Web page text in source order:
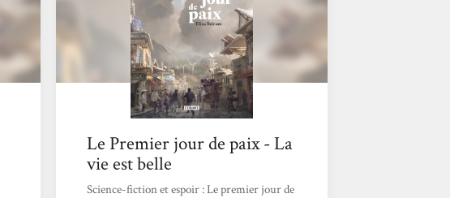
avec Becky Chambers est...
Le Premier jour de paix - La
vie est belle
Science-fiction et espoir : Le premier jour de